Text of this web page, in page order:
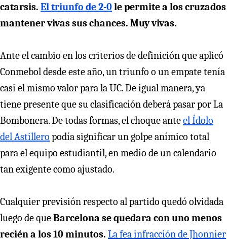
catarsis. El triunfo de 2-0le permite a los cruzados
mantener vivas sus chances. Muy vivas.
Ante el cambio en los criterios de definición que aplicó
Conmebol desde este año, un triunfo o un empate tenía
casi el mismo valor para la UC. De igual manera, ya
tiene presente que su clasificación deberá pasar por La
Bombonera. De todas formas, el choque anteel Ídolo
del Astillero podía significar un golpe anímico total
para el equipo estudiantil, en medio de un calendario
tan exigente como ajustado.
Cualquier previsión respecto al partido quedó olvidada
luego de queBarcelona se quedara con uno menos
recién a los 10 minutos. La fea infracción de Jhonnier